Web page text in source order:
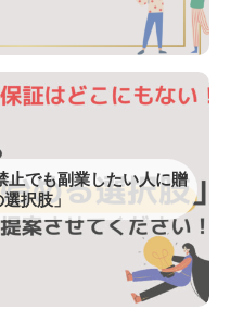
止でも副業したい人に贈
択肢」